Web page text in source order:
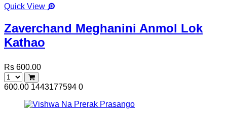
Quick View
Zaverchand Meghanini Anmol Lok
Kathao
Rs 600.00
600.00 1443177594 0